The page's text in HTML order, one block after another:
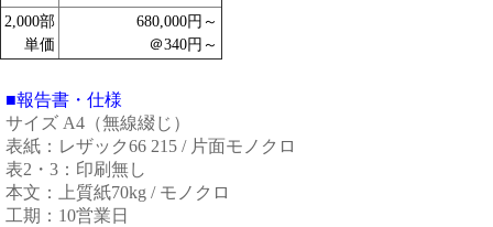
2,000部
単価
680,000円～
＠340円～
■報告書・仕様
サイズ A4（無線綴じ）
表紙：レザック66 215 / 片面モノクロ
表2・3：印刷無し
本文：上質紙70kg / モノクロ
工期：10営業日